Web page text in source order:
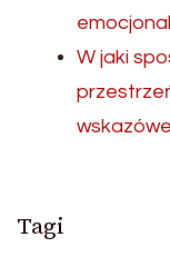
W jaki
Tagi